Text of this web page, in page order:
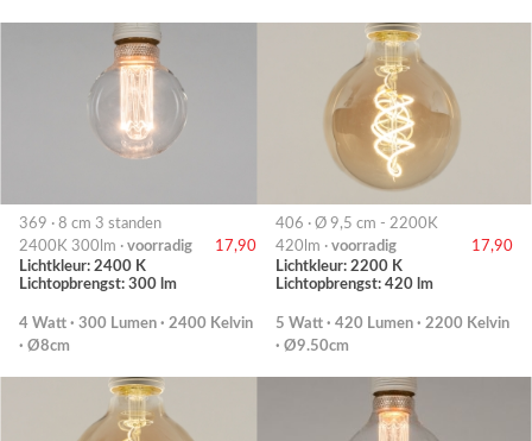
369 · 8 cm 3 standen
2400K 300lm · voorradig
17,90
Lichtkleur: 2400 K
Lichtopbrengst: 300 lm
4 Watt · 300 Lumen · 2400 Kelvin
· Ø8cm
406 · Ø 9,5 cm - 2200K
420lm · voorradig
17,90
Lichtkleur: 2200 K
Lichtopbrengst: 420 lm
5 Watt · 420 Lumen · 2200 Kelvin
· Ø9.50cm